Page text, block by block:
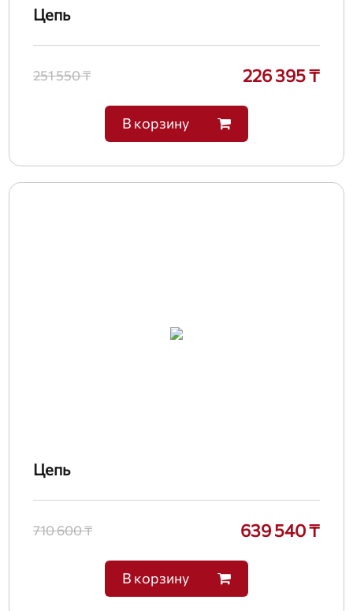
Цепь
251 550 ₸ 226 395 ₸
В корзину
Цепь
710 600 ₸ 639 540 ₸
В корзину